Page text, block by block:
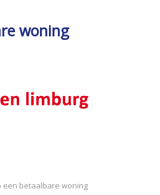
woning
betaalbare woning